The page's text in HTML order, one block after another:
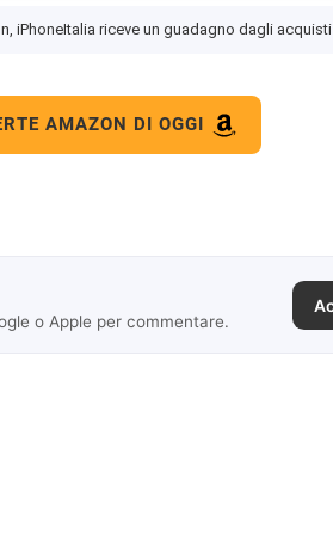
iPhoneItalia riceve un guadagno dagli acquisti
AMAZON DI OGGI
o Apple per commentare.